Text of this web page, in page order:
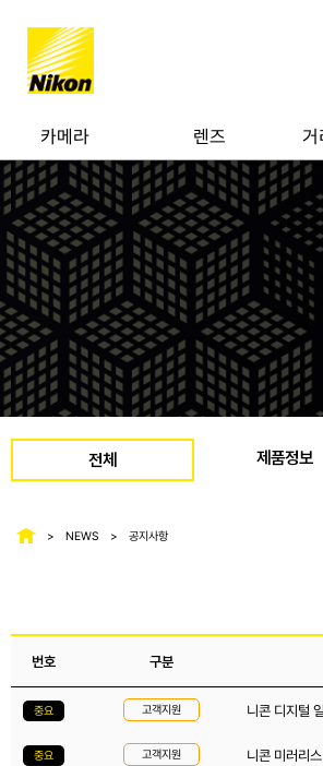
카메라 렌즈 거
전체 제품정보
NEWS 공지사항
번호 구분
중요 고객지원 니콘 디지털
중요 고객지원 니콘 미러리스